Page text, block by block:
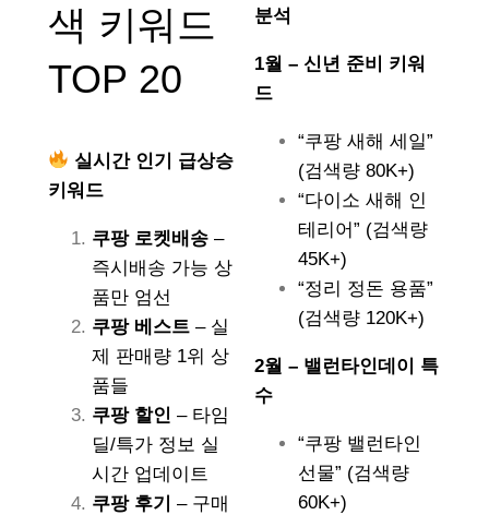
색 키워드
TOP 20
실시간 인기 급상승
키워드
쿠팡 로켓배송 –
즉시배송 가능 상
품만 엄선
쿠팡 베스트 – 실
제 판매량 1위 상
품들
쿠팡 할인 – 타임
딜/특가 정보 실
시간 업데이트
쿠팡 후기
– 구매
분석
1월 – 신년 준비 키워
드
“쿠팡 새해 세일”
(검색량 80K+)
“다이소 새해 인
테리어” (검색량
45K+)
“정리 정돈 용품”
(검색량 120K+)
2월 – 밸런타인데이 특
수
“쿠팡 밸런타인
선물” (검색량
60K+)